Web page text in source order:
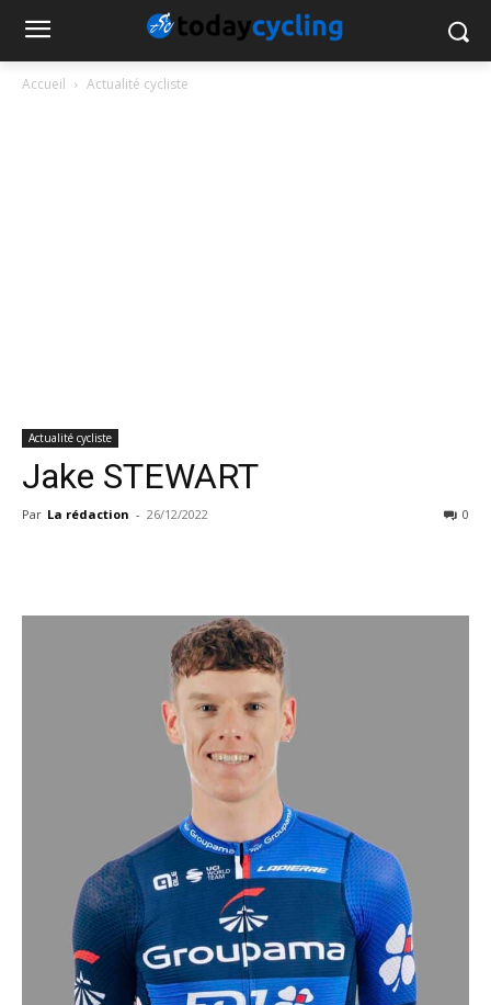
Accueil Actualité cycliste
Actualité cycliste
Jake STEWART
Par La rédaction - 26/12/2022 0